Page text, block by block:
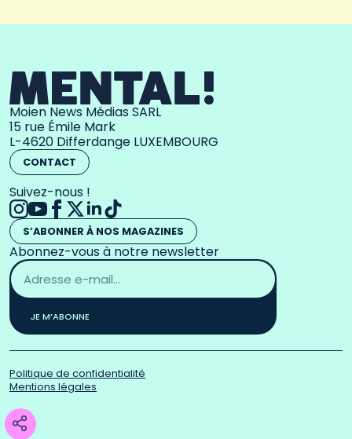
Moien News Médias SARL
15 rue Émile Mark
L-4620 Differdange LUXEMBOURG
CONTACT
Suivez-nous !
S’ABONNER À NOS MAGAZINES
Abonnez-vous à notre newsletter
Adresse
email
*
JE M’ABONNE
Politique de confidentialité
Mentions légales